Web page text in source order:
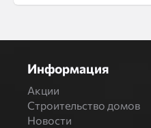
Информация
Акции
Строительство домов
Новости